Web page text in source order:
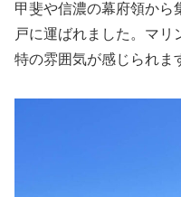
甲斐や信濃の幕府領から
戸に運ばれました。マ
特の雰囲気が感じられま